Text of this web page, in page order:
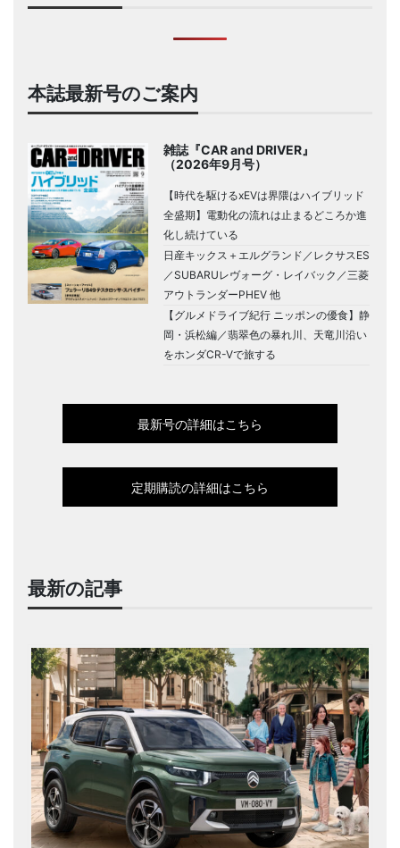
本誌最新号のご案内
雑誌『CAR and DRIVER』
（2026年9月号）
【時代を駆けるxEVは界隈はハイブリッド
全盛期】電動化の流れは止まるどころか進
化し続けている
日産キックス＋エルグランド／レクサスES
／SUBARUレヴォーグ・レイバック／三菱
アウトランダーPHEV 他
【グルメドライブ紀行 ニッポンの優食】静
岡・浜松編／翡翠色の暴れ川、天竜川沿い
をホンダCR-Vで旅する
最新号の詳細はこちら
定期購読の詳細はこちら
最新の記事